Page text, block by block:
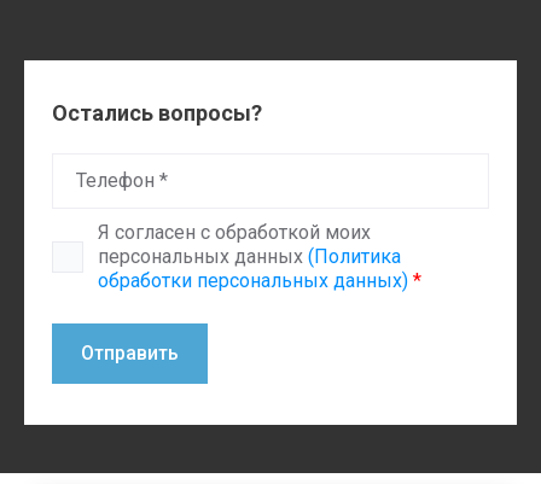
Остались вопросы?
Я согласен с обработкой моих
персональных данных (Политика
обработки персональных данных) *
Отправить